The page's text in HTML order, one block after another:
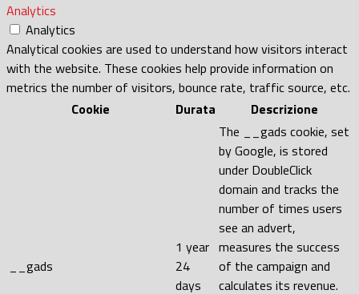
Analytics
Analytics
Analytical cookies are used to understand how visitors interact
with the website. These cookies help provide information on
metrics the number of visitors, bounce rate, traffic source, etc.
Cookie
Durata Descrizione
__gads
1 year
24
days
The __gads cookie, set
by Google, is stored
under DoubleClick
domain and tracks the
number of times users
see an advert,
measures the success
of the campaign and
calculates its revenue.